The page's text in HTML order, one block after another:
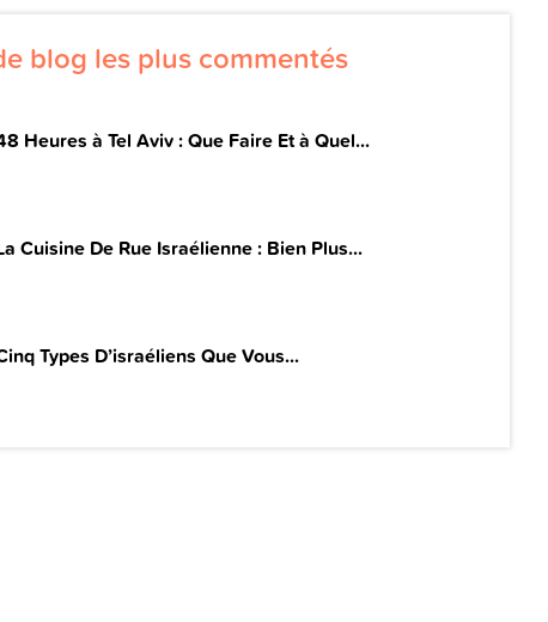
blog les plus commentés
Heures à Tel Aviv : Que Faire Et à Quel...
Cuisine De Rue Israélienne : Bien Plus...
Types D’israéliens Que Vous...